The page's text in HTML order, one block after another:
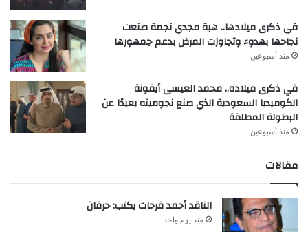
في ذكرى ميلادها.. هبة مجدي نجمة صنعت
نجاحها بهدوء وتجاوزت المرض بدعم جمهورها
منذ أسبوعين
في ذكرى ميلاده.. محمد العيسى أيقونة
الكوميديا السعودية الذي صنع نجوميته بعيدًا عن
البطولة المطلقة
منذ أسبوعين
مقالات
الناقد أحمد فرحات يكتب: خرفان
منذ يوم واحد